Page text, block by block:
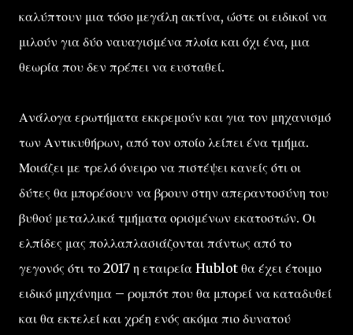
καλύπτουν μια τόσο μεγάλη ακτίνα, ώστε οι ειδικοί να
μιλούν για δύο ναυαγισμένα πλοία και όχι ένα, μια
θεωρία που δεν πρέπει να ευσταθεί.
Ανάλογα ερωτήματα εκκρεμούν και για τον μηχανισμό
των Αντικυθήρων, από τον οποίο λείπει ένα τμήμα.
Μοιάζει με τρελό όνειρο να πιστέψει κανείς ότι οι
δύτες θα μπορέσουν να βρουν στην απεραντοσύνη του
βυθού μεταλλικά τμήματα ορισμένων εκατοστών. Οι
ελπίδες μας πολλαπλασιάζονται πάντως από το
γεγονός ότι το 2017 η εταιρεία Hublot θα έχει έτοιμο
ειδικό μηχάνημα – ρομπότ που θα μπορεί να καταδυθεί
και θα εκτελεί και χρέη ενός ακόμα πιο δυνατού